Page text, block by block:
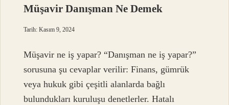
Müşavir Danışman Ne Demek
Tarih: Kasım 9, 2024
Müşavir ne iş yapar? “Danışman ne iş yapar?”
sorusuna şu cevaplar verilir: Finans, gümrük
veya hukuk gibi çeşitli alanlarda bağlı
bulundukları kuruluşu denetlerler. Hatalı